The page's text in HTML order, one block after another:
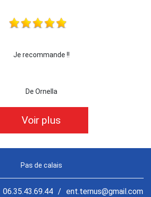
!!
De Ornella
Voir plus
Pas de calais
06.35.43.69.44 / ent.ternus@gmail.com